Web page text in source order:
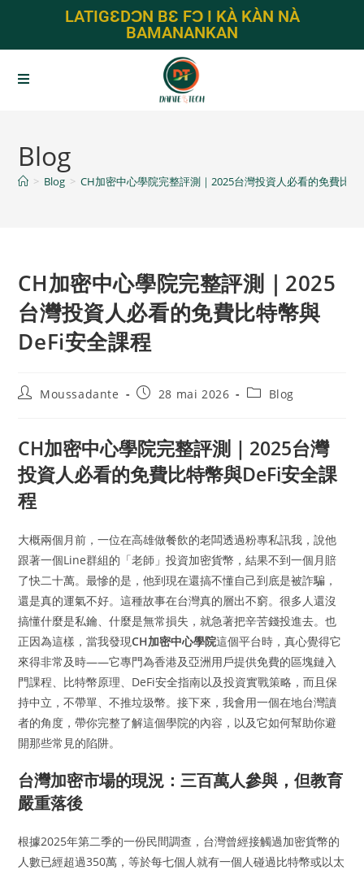
LATIGƐDƆN BƐ FƆ I KÀ KÀN NÀ
BAMANANKAN
Blog
> Blog > CH加密中心學院完整評測｜2025台灣投資人必看的免費比
CH加密中心學院完整評測｜2025
台灣投資人必看的免費比特幣與
DeFi安全課程
Moussadante 28 mai 2026 Blog
CH加密中心學院完整評測｜2025台灣
投資人必看的免費比特幣與DeFi安全課
程
大概兩個月前，一位在高雄做餐飲的老闆透過粉專私訊我，說他
跟著一個Line群組的「老師」投資加密貨幣，結果不到一個月賠
了快二十萬。最慘的是，他到現在還搞不懂自己到底是被詐騙，
還是真的運氣不好。這種故事在台灣真的層出不窮。很多人還沒
搞懂什麼是私鑰、什麼是無常損失，就急著把辛苦錢投進去。也
正因為這樣，當我發現CH加密中心學院這個平台時，真心覺得它
來得非常及時——它專門為香港及亞洲用戶提供免費的區塊鏈入
門課程、比特幣原理、DeFi安全指南以及投資實戰策略，而且保
持中立，不帶單、不推垃圾幣。接下來，我會用一個在地台灣讀
者的角度，帶你完整了解這個學院的內容，以及它如何幫助你避
開那些常見的陷阱。
台灣加密市場的現況：三百萬人參與，但教育
嚴重落後
根據2025年第二季的一份民間調查，台灣曾經接觸過加密貨幣的
人數已經超過350萬，等於每七個人就有一個人碰過比特幣或以太